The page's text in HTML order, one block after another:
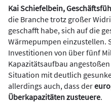
Kai Schiefelbein,
die Branche trotz großer
geschafft habe, sich auf die
Wärmepumpen einzustellen.
Investitionen von über fünf
Kapazitätsaufbau
Situation mit deutlich
allerdings auch, dass der
Überkapazitäten zusteuere.